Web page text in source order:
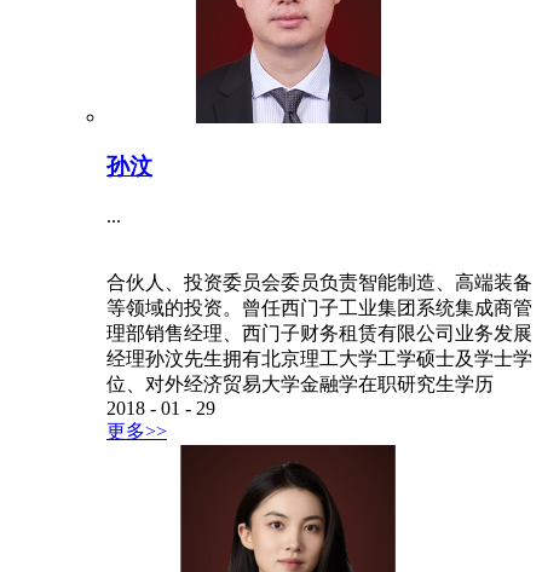
孙汶
...
合伙人、投资委员会委员负责智能制造、高端装备
等领域的投资。曾任西门子工业集团系统集成商管
理部销售经理、西门子财务租赁有限公司业务发展
经理孙汶先生拥有北京理工大学工学硕士及学士学
位、对外经济贸易大学金融学在职研究生学历
2018 - 01 - 29
更多>>